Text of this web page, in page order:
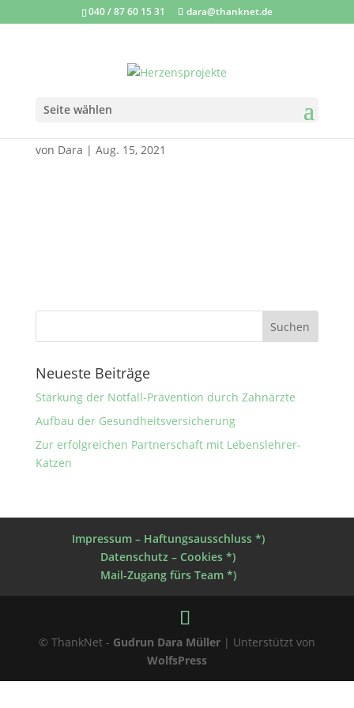
040 / 87 60 15 31 dara@thanknet.de
Seite wählen
Netzwerk_500
von Dara | Aug. 15, 2021
Neueste Beiträge
Stärkung der Notfall-Prävention durch Zahnärzte
Aufbau der Gesundheitsversicherung
Zur erfolgreichen Partnerschaft mit Lebenslehrer-
Katzen
Impressum – Haftungsausschluss *)
Datenschutz – Cookies *)
Mail-Zugang fürs Team *)
© ThankNet - Gudrun Dara Müller| Unterstützt von
WolfsPress